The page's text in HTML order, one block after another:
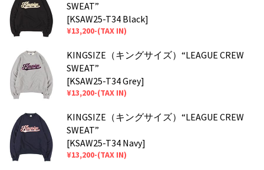
SWEAT”
[KSAW25-T34 Black]
¥13,200-(TAX IN)
KINGSIZE（キングサイズ）“LEAGUE CREW
SWEAT”
[KSAW25-T34 Grey]
¥13,200-(TAX IN)
KINGSIZE（キングサイズ）“LEAGUE CREW
SWEAT”
[KSAW25-T34 Navy]
¥13,200-(TAX IN)